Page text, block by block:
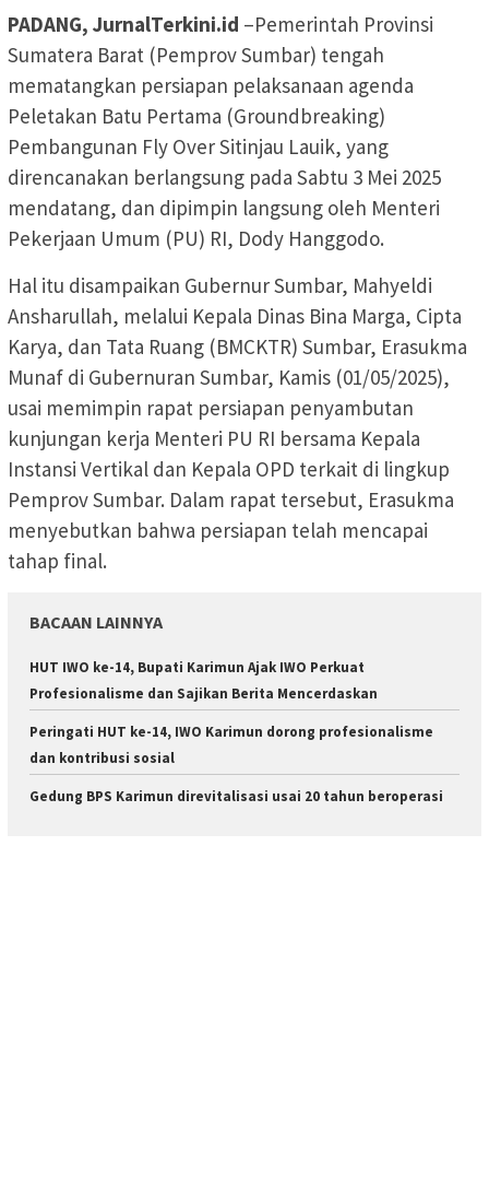
PADANG, JurnalTerkini.id –Pemerintah Provinsi
Sumatera Barat (Pemprov Sumbar) tengah
mematangkan persiapan pelaksanaan agenda
Peletakan Batu Pertama (Groundbreaking)
Pembangunan Fly Over Sitinjau Lauik, yang
direncanakan berlangsung pada Sabtu 3 Mei 2025
mendatang, dan dipimpin langsung oleh Menteri
Pekerjaan Umum (PU) RI, Dody Hanggodo.
Hal itu disampaikan Gubernur Sumbar, Mahyeldi
Ansharullah, melalui Kepala Dinas Bina Marga, Cipta
Karya, dan Tata Ruang (BMCKTR) Sumbar, Erasukma
Munaf di Gubernuran Sumbar, Kamis (01/05/2025),
usai memimpin rapat persiapan penyambutan
kunjungan kerja Menteri PU RI bersama Kepala
Instansi Vertikal dan Kepala OPD terkait di lingkup
Pemprov Sumbar. Dalam rapat tersebut, Erasukma
menyebutkan bahwa persiapan telah mencapai
tahap final.
BACAAN LAINNYA
HUT IWO ke-14, Bupati Karimun Ajak IWO Perkuat
Profesionalisme dan Sajikan Berita Mencerdaskan
Peringati HUT ke-14, IWO Karimun dorong profesionalisme
dan kontribusi sosial
Gedung BPS Karimun direvitalisasi usai 20 tahun beroperasi